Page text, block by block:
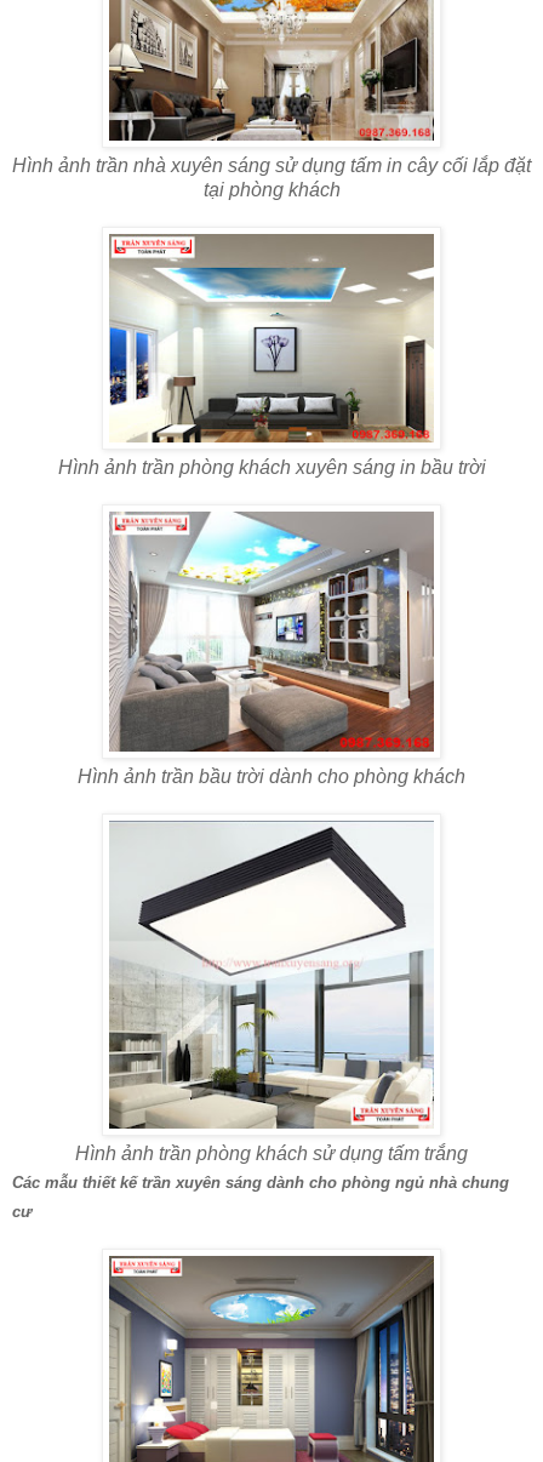
Hình ảnh trần nhà xuyên sáng sử dụng tấm in cây cối lắp đặt
tại phòng khách
Hình ảnh trần phòng khách xuyên sáng in bầu trời
Hình ảnh trần bầu trời dành cho phòng khách
Hình ảnh trần phòng khách sử dụng tấm trắng
Các mẫu thiết kế trần xuyên sáng dành cho phòng ngủ nhà chung
cư